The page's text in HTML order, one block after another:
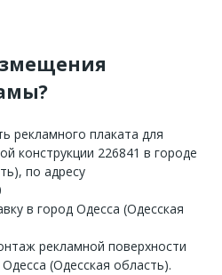
рекламного плаката для
конструкции 226841 в городе
по адресу
в город Одесса (Одесская
рекламной поверхности
(Одесская область).